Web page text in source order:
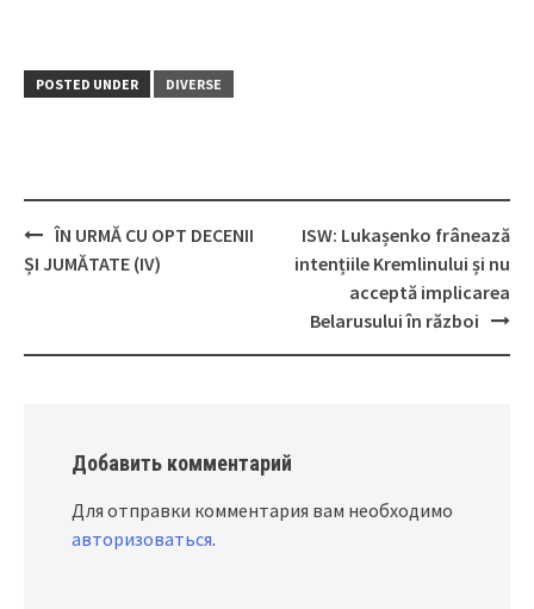
POSTED UNDER DIVERSE
Post
ÎN URMĂ CU OPT DECENII
ȘI JUMĂTATE (IV)
ISW: Lukașenko frânează
intențiile Kremlinului și nu
acceptă implicarea
Belarusului în război
Добавить комментарий
Для отправки комментария вам необходимо
авторизоваться.